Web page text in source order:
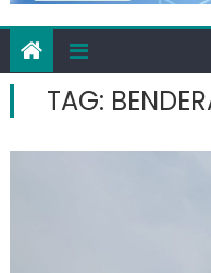
TAG: